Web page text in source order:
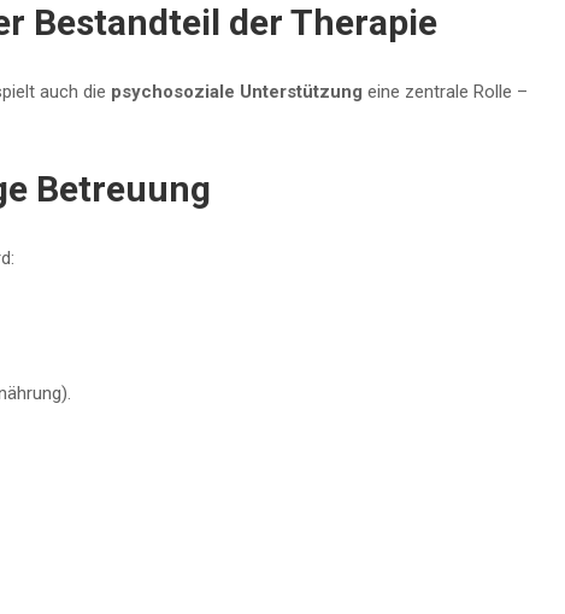
Bestandteil der Therapie
auch die psychosoziale Unterstützung eine zentrale Rolle –
Betreuung